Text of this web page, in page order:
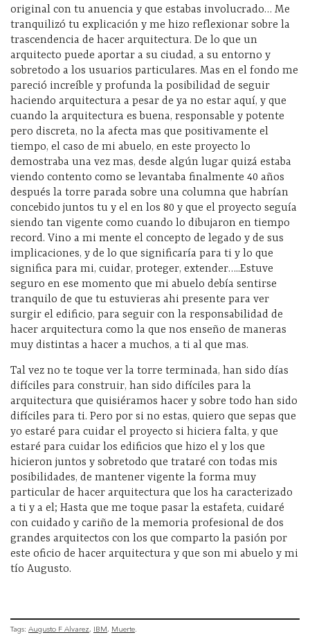
original con tu anuencia y que estabas involucrado… Me
tranquilizó tu explicación y me hizo reflexionar sobre la
trascendencia de hacer arquitectura. De lo que un
arquitecto puede aportar a su ciudad, a su entorno y
sobretodo a los usuarios particulares. Mas en el fondo me
pareció increíble y profunda la posibilidad de seguir
haciendo arquitectura a pesar de ya no estar aquí, y que
cuando la arquitectura es buena, responsable y potente
pero discreta, no la afecta mas que positivamente el
tiempo, el caso de mi abuelo, en este proyecto lo
demostraba una vez mas, desde algún lugar quizá estaba
viendo contento como se levantaba finalmente 40 años
después la torre parada sobre una columna que habrían
concebido juntos tu y el en los 80 y que el proyecto seguía
siendo tan vigente como cuando lo dibujaron en tiempo
record. Vino a mi mente el concepto de legado y de sus
implicaciones, y de lo que significaría para ti y lo que
significa para mi, cuidar, proteger, extender…..Estuve
seguro en ese momento que mi abuelo debía sentirse
tranquilo de que tu estuvieras ahi presente para ver
surgir el edificio, para seguir con la responsabilidad de
hacer arquitectura como la que nos enseño de maneras
muy distintas a hacer a muchos, a ti al que mas.
Tal vez no te toque ver la torre terminada, han sido días
difíciles para construir, han sido difíciles para la
arquitectura que quisiéramos hacer y sobre todo han sido
difíciles para ti. Pero por si no estas, quiero que sepas que
yo estaré para cuidar el proyecto si hiciera falta, y que
estaré para cuidar los edificios que hizo el y los que
hicieron juntos y sobretodo que trataré con todas mis
posibilidades, de mantener vigente la forma muy
particular de hacer arquitectura que los ha caracterizado
a ti y a el; Hasta que me toque pasar la estafeta, cuidaré
con cuidado y cariño de la memoria profesional de dos
grandes arquitectos con los que comparto la pasión por
este oficio de hacer arquitectura y que son mi abuelo y mi
tío Augusto.
Tags: Augusto F Alvarez IBM Muerte